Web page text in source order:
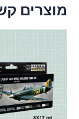
מוצרים